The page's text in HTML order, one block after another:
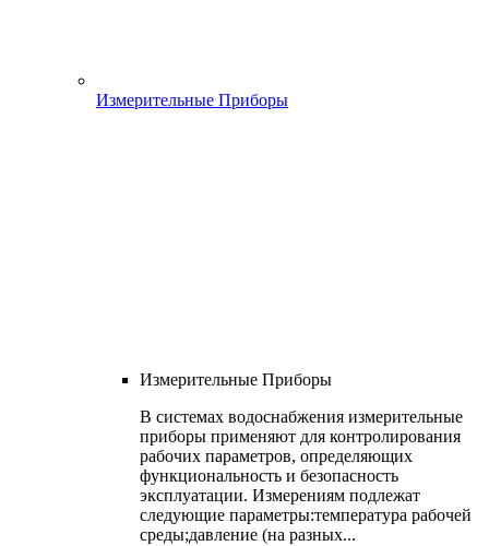
Измерительные Приборы
Измерительные Приборы
В системах водоснабжения измерительные
приборы применяют для контролирования
рабочих параметров, определяющих
функциональность и безопасность
эксплуатации. Измерениям подлежат
следующие параметры:температура рабочей
среды;давление (на разных...